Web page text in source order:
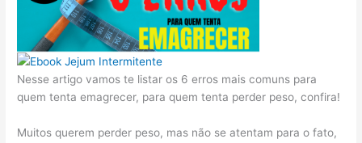
Nesse artigo vamos te listar os 6 erros mais comuns para
quem tenta emagrecer, para quem tenta perder peso, confira!
Muitos querem perder peso, mas não se atentam para o fato,